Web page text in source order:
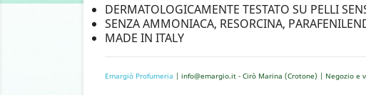
DERMATOLOGICAMENTE TESTATO SU PELLI
SENZA AMMONIACA, RESORCINA,
MADE IN ITALY
Emargiò Profumeria | info@emargio.it - Cirò Marina (Crotone) | Negozio e